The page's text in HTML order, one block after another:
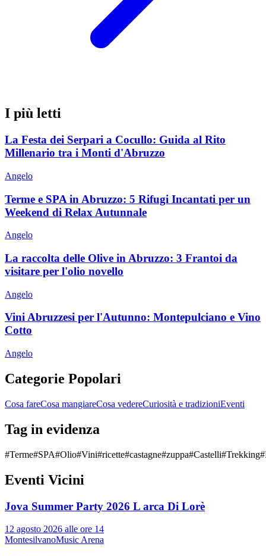
I più letti
La Festa dei Serpari a Cocullo: Guida al Rito
Millenario tra i Monti d'Abruzzo
Angelo
Terme e SPA in Abruzzo: 5 Rifugi Incantati per un
Weekend di Relax Autunnale
Angelo
La raccolta delle Olive in Abruzzo: 3 Frantoi da
visitare per l'olio novello
Angelo
Vini Abruzzesi per l'Autunno: Montepulciano e Vino
Cotto
Angelo
Categorie Popolari
Cosa fareCosa mangiareCosa vedereCuriosità e tradizioniEventi
Tag in evidenza
#Terme#SPA#Olio#Vini#ricette#castagne#zuppa#Castelli#Trekking#
Eventi Vicini
Jova Summer Party 2026 L arca Di Lorè
12 agosto 2026 alle ore 14
MontesilvanoMusic Arena